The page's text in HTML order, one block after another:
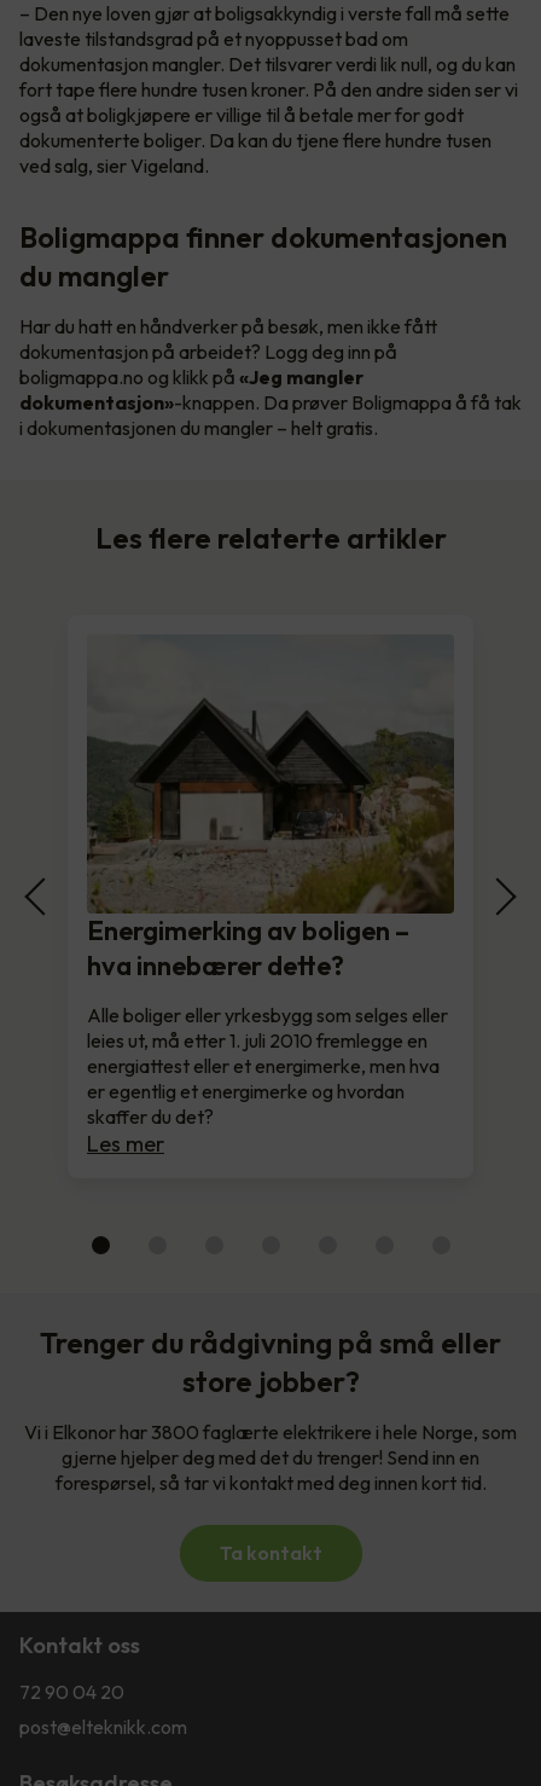
– Den nye loven gjør at boligsakkyndig i verste fall må sette
laveste tilstandsgrad på et nyoppusset bad om
dokumentasjon mangler. Det tilsvarer verdi lik null, og du kan
fort tape flere hundre tusen kroner. På den andre siden ser vi
også at boligkjøpere er villige til å betale mer for godt
dokumenterte boliger. Da kan du tjene flere hundre tusen
ved salg, sier Vigeland.
Boligmappa finner dokumentasjonen
du mangler
Har du hatt en håndverker på besøk, men ikke fått
dokumentasjon på arbeidet? Logg deg inn på
boligmappa.no og klikk på «Jeg mangler
dokumentasjon»-knappen. Da prøver Boligmappa å få tak
i dokumentasjonen du mangler – helt gratis.
Les flere relaterte artikler
Energimerking av boligen –
hva innebærer dette?
Alle boliger eller yrkesbygg som selges eller
leies ut, må etter 1. juli 2010 fremlegge en
energiattest eller et energimerke, men hva
er egentlig et energimerke og hvordan
skaffer du det?
Les mer
Trenger du rådgivning på små eller
store jobber?
Vi i Elkonor har 3800 faglærte elektrikere i hele Norge, som
gjerne hjelper deg med det du trenger! Send inn en
forespørsel, så tar vi kontakt med deg innen kort tid.
Ta kontakt
Kontakt oss
72 90 04 20
post@elteknikk.com